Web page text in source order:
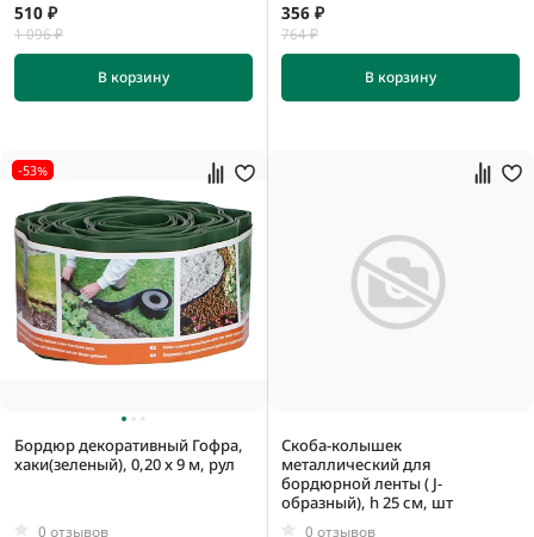
510 ₽
1 096 ₽
В корзину
356 ₽
764 ₽
В корзину
-53%
Бордюр декоративный Гофра,
хаки(зеленый), 0,20 x 9 м, рул
0 отзывов
Скоба-колышек
металлический для
бордюрной ленты ( J-
образный), h 25 см, шт
0 отзывов